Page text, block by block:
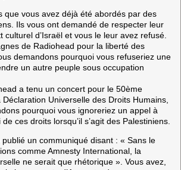
que vous avez déjà été abordés par des
Ils vous ont demandé de respecter leur
culturel d’Israël et vous le leur avez refusé.
de Radiohead pour la liberté des
demandons pourquoi vous refuseriez une
un autre peuple sous occupation
a tenu un concert pour le 50ème
Universelle des Droits Humains,
pourquoi vous ignoreriez un appel à
ces droits lorsqu’il s’agit des Palestiniens.
un communiqué disant : « Sans le
comme Amnesty International, la
ne serait que rhétorique ». Vous avez,